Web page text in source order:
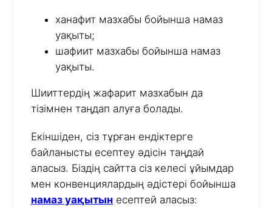
ханафит мазхабы бойынша намаз
уақыты;
шафиит мазхабы бойынша намаз
уақыты.
Шииттердің жафарит мазхабын да
тізімнен таңдап алуға болады.
Екіншіден, сіз тұрған ендіктерге
байланысты есептеу әдісін таңдай
аласыз. Біздің сайтта сіз келесі ұйымдар
мен конвенциялардың әдістері бойынша
намаз уақытын есептей аласыз: